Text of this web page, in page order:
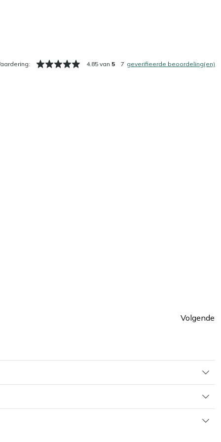
4.85 van 5 7 geverifieerde beoordeling(en)
Volgende